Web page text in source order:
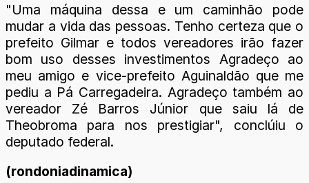
"Uma máquina dessa e um caminhão pode
mudar a vida das pessoas. Tenho certeza que o
prefeito Gilmar e todos vereadores irão fazer
bom uso desses investimentos Agradeço ao
meu amigo e vice-prefeito Aguinaldão que me
pediu a Pá Carregadeira. Agradeço também ao
vereador Zé Barros Júnior que saiu lá de
Theobroma para nos prestigiar", conclúiu o
deputado federal.
(rondoniadinamica)